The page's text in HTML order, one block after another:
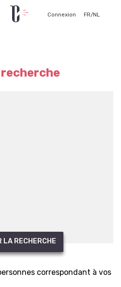
Connexion FR/NL
LA RECHERCHE
correspondant à vos